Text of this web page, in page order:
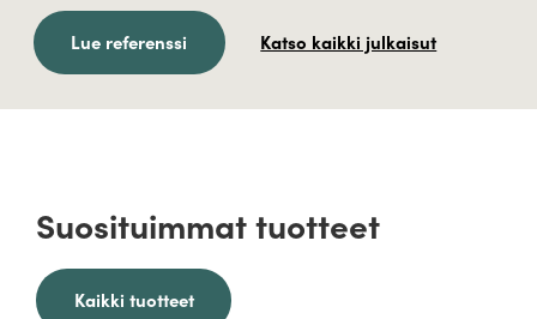
Lue referenssi Katso kaikki julkaisut
Suosituimmat tuotteet
Kaikki tuotteet